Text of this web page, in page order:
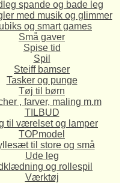
spande og bade leg
med musik og glimmer
og smart games
Små gaver
Spise tid
Spil
Steiff bamser
Tasker og punge
Tøj til børn
, farver, maling m.m
TILBUD
til værelset og lamper
TOPmodel
til store og små
Ude leg
og rollespil
Værktøj